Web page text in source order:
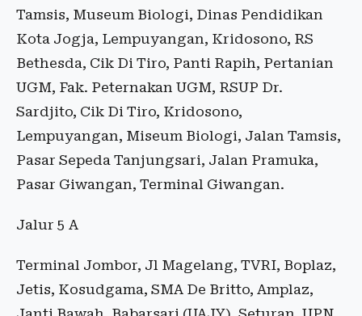
Tamsis, Museum Biologi, Dinas Pendidikan
Kota Jogja, Lempuyangan, Kridosono, RS
Bethesda, Cik Di Tiro, Panti Rapih, Pertanian
UGM, Fak. Peternakan UGM, RSUP Dr.
Sardjito, Cik Di Tiro, Kridosono,
Lempuyangan, Miseum Biologi, Jalan Tamsis,
Pasar Sepeda Tanjungsari, Jalan Pramuka,
Pasar Giwangan, Terminal Giwangan.
Jalur 5 A
Terminal Jombor, Jl Magelang, TVRI, Boplaz,
Jetis, Kosudgama, SMA De Britto, Amplaz,